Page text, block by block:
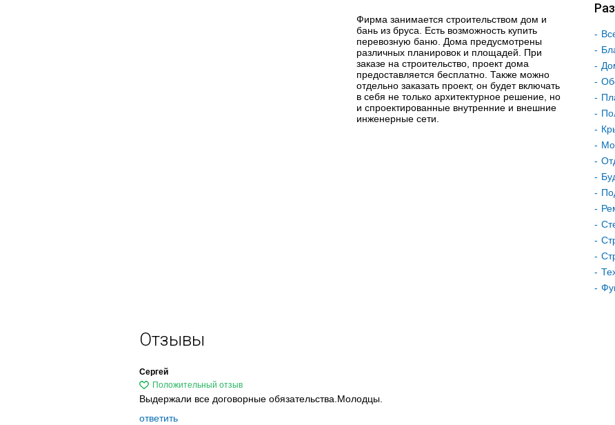
Фирма занимается строительством дом и
бань из бруса. Есть возможность купить
перевозную баню. Дома предусмотрены
различных планировок и площадей. При
заказе на строительство, проект дома
предоставляется бесплатно. Также можно
отдельно заказать проект, он будет включать
в себя не только архитектурное решение, но
и спроектированные внутренние и внешние
инженерные сети.
Отзывы
Сергей
Выдержали все договорные обязательства.Молодцы.
ответить